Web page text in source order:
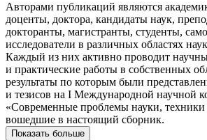
Авторами публикаций являются
доценты, доктора, кандидаты наук,
докторанты, магистранты, студенты,
исследователи в различных областях
Каждый из них активно проводит
и практические работы в собственных
результаты по которым были
и тезисов на I Международной научной
«Современные проблемы науки, техники
вошедшие в настоящий сборник.
Показать больше